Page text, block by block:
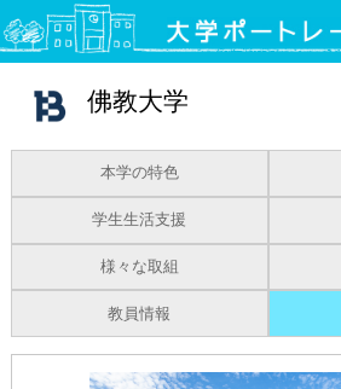
佛教大学
本学の特色
学生生活支援
様々な取組
教員情報